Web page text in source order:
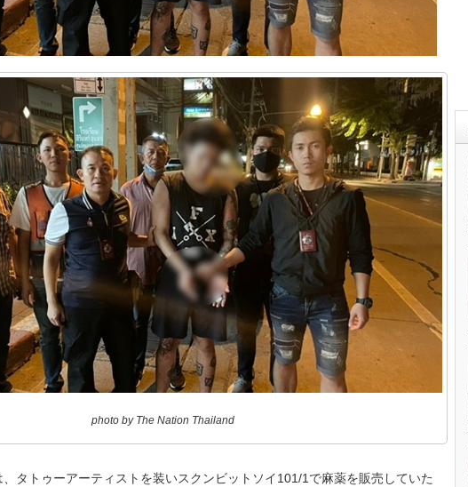
photo by The Nation Thailand
タトゥーアーティストを装いスクンビットソイ101/1で麻薬を販売していた